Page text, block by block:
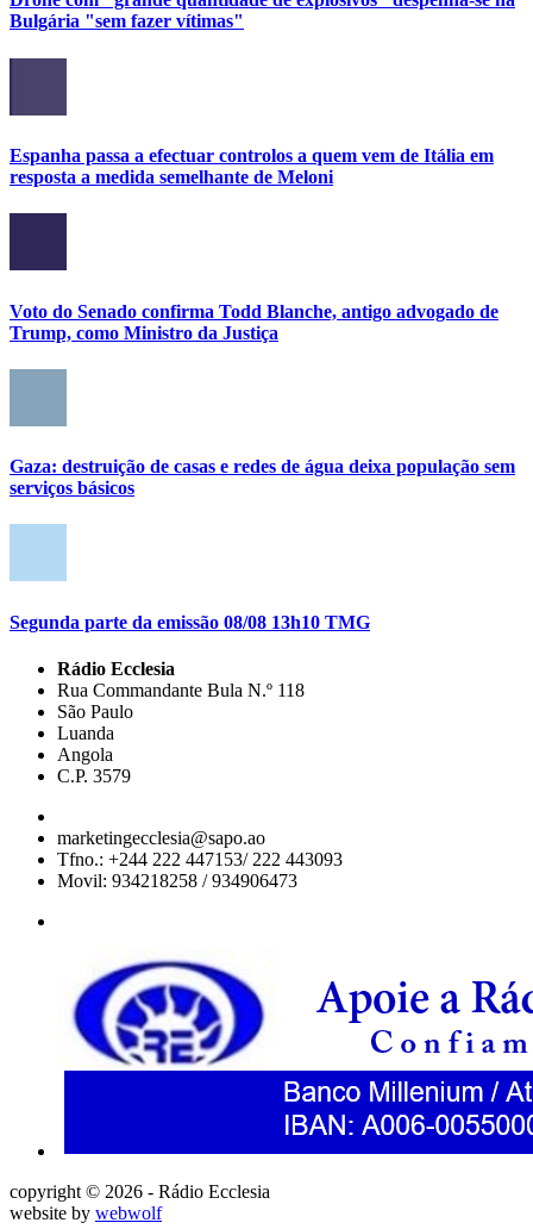
Bulgária "sem fazer vítimas"
Espanha passa a efectuar controlos a quem vem de Itália em
resposta a medida semelhante de Meloni
Voto do Senado confirma Todd Blanche, antigo advogado de
Trump, como Ministro da Justiça
Gaza: destruição de casas e redes de água deixa população sem
serviços básicos
Segunda parte da emissão 08/08 13h10 TMG
Rádio Ecclesia
Rua Commandante Bula N.º 118
São Paulo
Luanda
Angola
C.P. 3579
marketingecclesia@sapo.ao
Tfno.: +244 222 447153/ 222 443093
Movil: 934218258 / 934906473
copyright © 2026 - Rádio Ecclesia
website by webwolf